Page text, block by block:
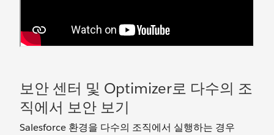
보안 센터 및 Optimizer로 다수의 조
직에서 보안 보기
Salesforce 환경을 다수의 조직에서 실행하는 경우